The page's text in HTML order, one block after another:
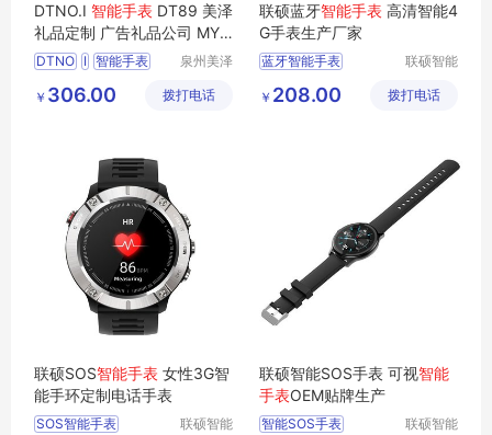
DTNO.I 智能手表 DT89 美泽
礼品定制 广告礼品公司 MY-
XKY-L5-13
DTNO I 智能手表
XKY L5 13
泉州美泽
公司
￥ 306.00 拨打电话
联硕蓝牙智能手表 高清智能4
G手表生产厂家
蓝牙智能手表
智能女性手表
联硕智能
有限公司
￥ 208.00 拨打电话
联硕SOS智能手表 女性3G智
能手环定制电话手表
SOS智能手表
联硕智能
联硕智能SOS手表 可视智能
手表OEM贴牌生产
智能SOS手表
联硕智能